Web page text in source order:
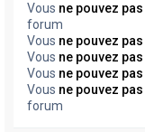
Vous ne pouvez pas
forum
Vous ne pouvez pas
Vous ne pouvez pas
Vous ne pouvez pas
Vous ne pouvez pas
forum